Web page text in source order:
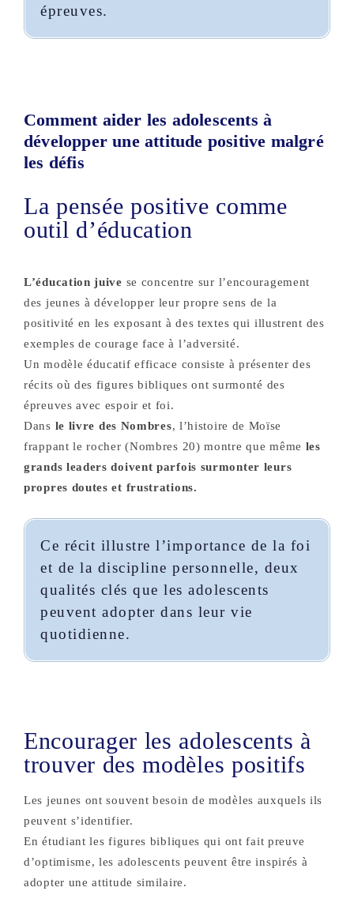
épreuves.
Comment aider les adolescents à
développer une attitude positive malgré
les défis
La pensée positive comme
outil d’éducation
L’éducation juive se concentre sur l’encouragement
des jeunes à développer leur propre sens de la
positivité en les exposant à des textes qui illustrent des
exemples de courage face à l’adversité.
Un modèle éducatif efficace consiste à présenter des
récits où des figures bibliques ont surmonté des
épreuves avec espoir et foi.
Dans le livre des Nombres, l’histoire de Moïse
frappant le rocher (Nombres 20) montre que même les
grands leaders doivent parfois surmonter leurs
propres doutes et frustrations.
Ce récit illustre l’importance de la foi
et de la discipline personnelle, deux
qualités clés que les adolescents
peuvent adopter dans leur vie
quotidienne​.
Encourager les adolescents à
trouver des modèles positifs
Les jeunes ont souvent besoin de modèles auxquels ils
peuvent s’identifier.
En étudiant les figures bibliques qui ont fait preuve
d’optimisme, les adolescents peuvent être inspirés à
adopter une attitude similaire.